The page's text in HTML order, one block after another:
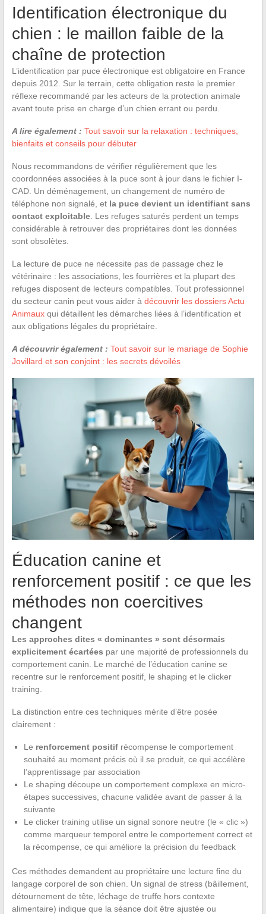
Identification électronique du
chien : le maillon faible de la
chaîne de protection
L’identification par puce électronique est obligatoire en France
depuis 2012. Sur le terrain, cette obligation reste le premier
réflexe recommandé par les acteurs de la protection animale
avant toute prise en charge d’un chien errant ou perdu.
A lire également : Tout savoir sur la relaxation : techniques,
bienfaits et conseils pour débuter
Nous recommandons de vérifier régulièrement que les
coordonnées associées à la puce sont à jour dans le fichier I-
CAD. Un déménagement, un changement de numéro de
téléphone non signalé, et la puce devient un identifiant sans
contact exploitable. Les refuges saturés perdent un temps
considérable à retrouver des propriétaires dont les données
sont obsolètes.
La lecture de puce ne nécessite pas de passage chez le
vétérinaire : les associations, les fourrières et la plupart des
refuges disposent de lecteurs compatibles. Tout professionnel
du secteur canin peut vous aider à découvrir les dossiers Actu
Animauxqui détaillent les démarches liées à l’identification et
aux obligations légales du propriétaire.
A découvrir également : Tout savoir sur le mariage de Sophie
Jovillard et son conjoint : les secrets dévoilés
Éducation canine et
renforcement positif : ce que les
méthodes non coercitives
changent
Les approches dites « dominantes » sont désormais
explicitement écartées par une majorité de professionnels du
comportement canin. Le marché de l’éducation canine se
recentre sur le renforcement positif, le shaping et le clicker
training.
La distinction entre ces techniques mérite d’être posée
clairement :
Le renforcement positifrécompense le comportement
souhaité au moment précis où il se produit, ce qui accélère
l’apprentissage par association
Le shaping découpe un comportement complexe en micro-
étapes successives, chacune validée avant de passer à la
suivante
Le clicker training utilise un signal sonore neutre (le « clic »)
comme marqueur temporel entre le comportement correct et
la récompense, ce qui améliore la précision du feedback
Ces méthodes demandent au propriétaire une lecture fine du
langage corporel de son chien. Un signal de stress (bâillement,
détournement de tête, léchage de truffe hors contexte
alimentaire) indique que la séance doit être ajustée ou